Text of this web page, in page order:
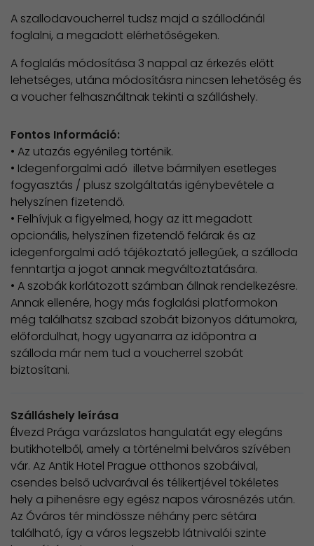
A szallodavoucherrel tudsz majd a szállodánál
foglalni, a megadott elérhetőségeken.
A foglalás módosítása 3 nappal az érkezés előtt
lehetséges, utána módosításra nincsen lehetőség és
a voucher felhasználtnak tekinti a szálláshely.
Fontos Információ:
• Az utazás egyénileg történik.
• Idegenforgalmi adó illetve bármilyen esetleges
fogyasztás / plusz szolgáltatás igénybevétele a
helyszínen fizetendő.
• Felhívjuk a figyelmed, hogy az itt megadott
opcionális, helyszínen fizetendő felárak és az
idegenforgalmi adó tájékoztató jellegűek, a szálloda
fenntartja a jogot annak megváltoztatására.
• A szobák korlátozott számban állnak rendelkezésre.
Annak ellenére, hogy más foglalási platformokon
még találhatsz szabad szobát bizonyos dátumokra,
előfordulhat, hogy ugyanarra az időpontra a
szálloda már nem tud a voucherrel szobát
biztosítani.
Szálláshely leírása
Élvezd Prága varázslatos hangulatát egy elegáns
butikhotelből, amely a történelmi belváros szívében
vár. Az Antik Hotel Prague otthonos szobáival,
csendes belső udvarával és télikertjével tökéletes
hely a pihenésre egy egész napos városnézés után.
Az Óváros tér mindössze néhány perc sétára
található, így a város legszebb látnivalói szinte